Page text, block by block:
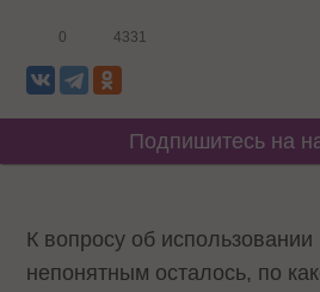
0 4331
Подпишитесь на
К вопросу об использовании
непонятным осталось, по